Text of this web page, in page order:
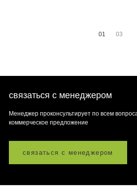
01 03
связаться с менеджером
Менеджер проконсультирует по всем
коммерческое предложение
связаться с менеджером